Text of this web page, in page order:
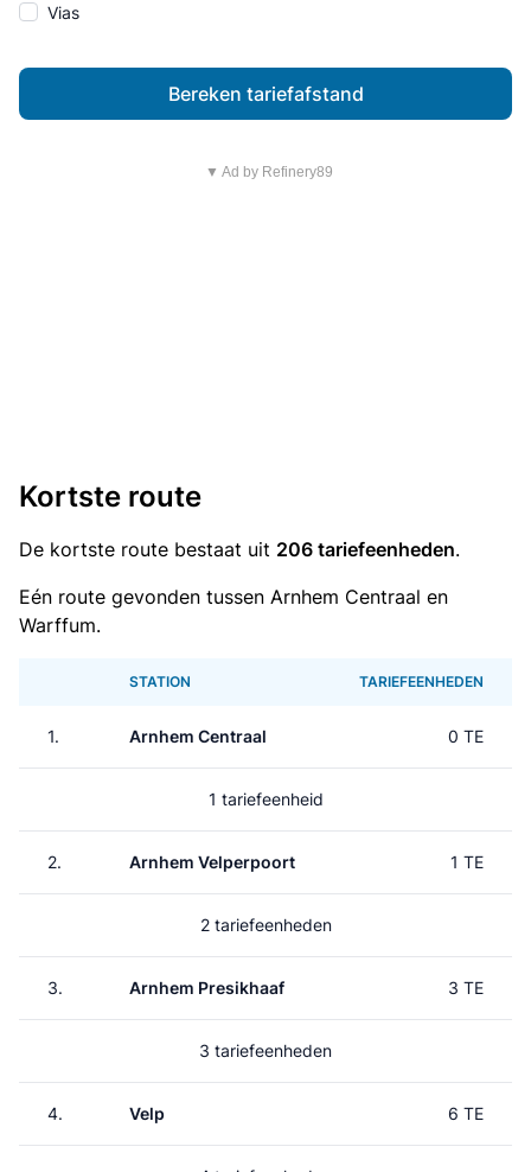
Vias
Bereken tariefafstand
▼ Ad by Refinery89
Kortste route
De kortste route bestaat uit 206 tariefeenheden.
Eén route gevonden tussen Arnhem Centraal en
Warffum.
STATION TARIEFEENHEDEN
1. Arnhem Centraal 0 TE
1 tariefeenheid
2. Arnhem Velperpoort 1 TE
2 tariefeenheden
3. Arnhem Presikhaaf 3 TE
3 tariefeenheden
4. Velp 6 TE